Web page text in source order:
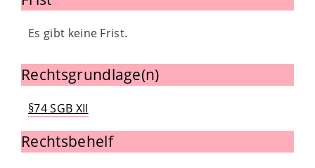
Es gibt keine Frist.
Rechtsgrundlage(n)
§74 SGB XII
Rechtsbehelf